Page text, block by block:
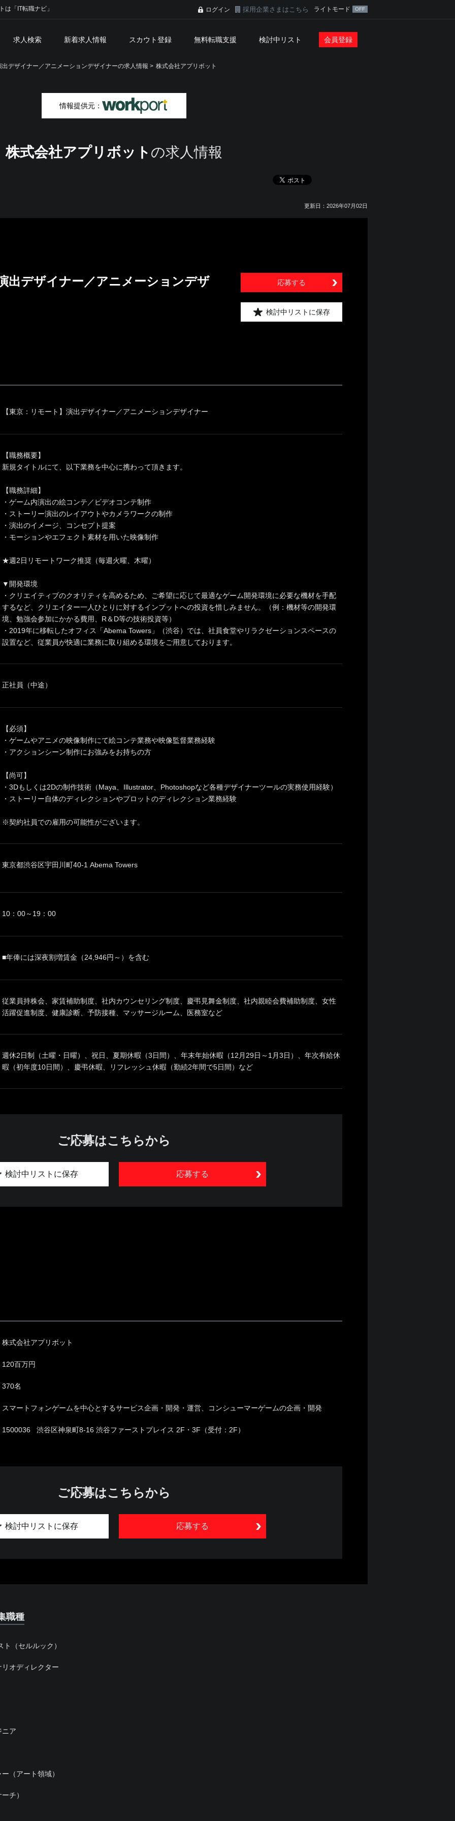
は「IT転職ナビ」 ログイン 採用企業さまはこちら ライトモード
求人検索 新着求人情報 スカウト登録 無料転職支援 検討中リスト 会員登録
デザイナー／アニメーションデザイナーの求人情報 > 株式会社アプリボット
情報提供元：
株式会社アプリボット の求人情報
更新日：2026年07月02日
出デザイナー／アニメーションデザ 応募する
検討中リストに保存
【東京：リモート】演出デザイナー／アニメーションデザイナー
【職務概要】
新規タイトルにて、以下業務を中心に携わって頂きます。
【職務詳細】
・ゲーム内演出の絵コンテ／ビデオコンテ制作
・ストーリー演出のレイアウトやカメラワークの制作
・演出のイメージ、コンセプト提案
・モーションやエフェクト素材を用いた映像制作
★週2日リモートワーク推奨（毎週火曜、木曜）
▼開発環境
・クリエイティブのクオリティを高めるため、ご希望に応じて最適なゲーム開発環境に必要な機材を手配
するなど、クリエイター一人ひとりに対するインプットへの投資を惜しみません。（例：機材等の開発環
境、勉強会参加にかかる費用、R＆D等の技術投資等）
・2019年に移転したオフィス「Abema Towers」（渋谷）では、社員食堂やリラクゼーションスペースの
設置など、従業員が快適に業務に取り組める環境をご用意しております。
正社員（中途）
【必須】
・ゲームやアニメの映像制作にて絵コンテ業務や映像監督業務経験
・アクションシーン制作にお強みをお持ちの方
【尚可】
・3Dもしくは2Dの制作技術（Maya、Illustrator、Photoshopなど各種デザイナーツールの実務使用経験）
・ストーリー自体のディレクションやプロットのディレクション業務経験
※契約社員での雇用の可能性がございます。
東京都渋谷区宇田川町40-1 Abema Towers
10：00～19：00
■年俸には深夜割増賃金（24,946円～）を含む
従業員持株会、家賃補助制度、社内カウンセリング制度、慶弔見舞金制度、社内親睦会費補助制度、女性
活躍促進制度、健康診断、予防接種、マッサージルーム、医務室など
週休2日制（土曜・日曜）、祝日、夏期休暇（3日間）、年末年始休暇（12月29日～1月3日）、年次有給休
暇（初年度10日間）、慶弔休暇、リフレッシュ休暇（勤続2年間で5日間）など
ご応募はこちらから
応募する
検討中リストに保存
株式会社アプリボット
120百万円
370名
スマートフォンゲームを中心とするサービス企画・開発・運営、コンシューマーゲームの企画・開発
1500036 渋谷区神泉町8-16 渋谷ファーストプレイス 2F・3F（受付：2F）
ご応募はこちらから
応募する
検討中リストに保存
職種
（セルルック）
オディレクター
ニア
（アート領域）
チ）